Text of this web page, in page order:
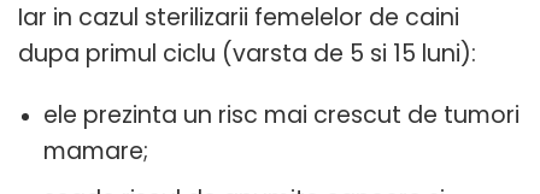
Iar in cazul sterilizarii femelelor de caini
dupa primul ciclu (varsta de 5 si 15 luni):
ele prezinta un risc mai crescut de tumori
mamare;